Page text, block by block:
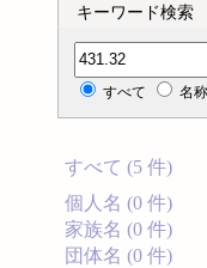
キーワード検索
分類記号検索
すべて 名
すべて (5 件)
個人名 (0 件)
家族名 (0 件)
団体名 (0 件)